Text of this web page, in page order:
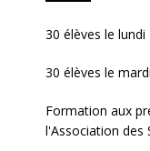
30 élèves le
30 élèves le
Formation aux
l'Association des